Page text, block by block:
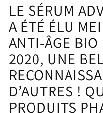
LE SÉRUM
A ÉTÉ ÉLU
ANTI-ÂGE BIO
2020, UNE
D’AUTRES !
PRODUITS